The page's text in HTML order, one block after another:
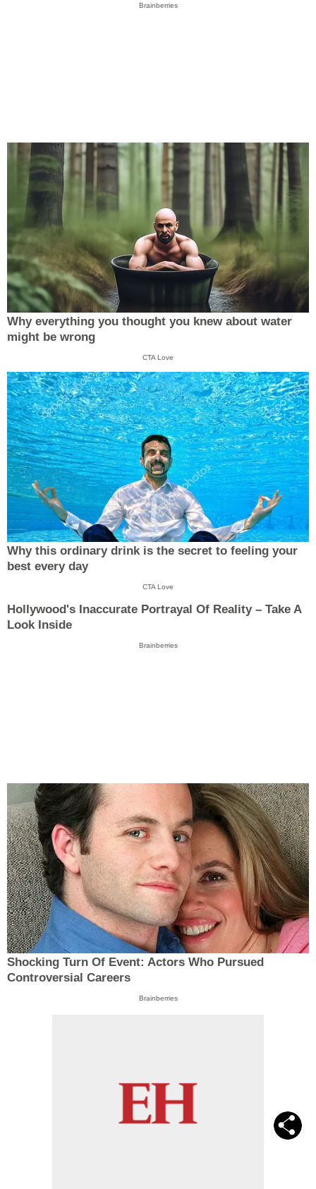
Brainberries
Why everything you thought you knew about water
might be wrong
CTA Love
Why this ordinary drink is the secret to feeling your
best every day
CTA Love
Hollywood's Inaccurate Portrayal Of Reality – Take A
Look Inside
Brainberries
Shocking Turn Of Event: Actors Who Pursued
Controversial Careers
Brainberries